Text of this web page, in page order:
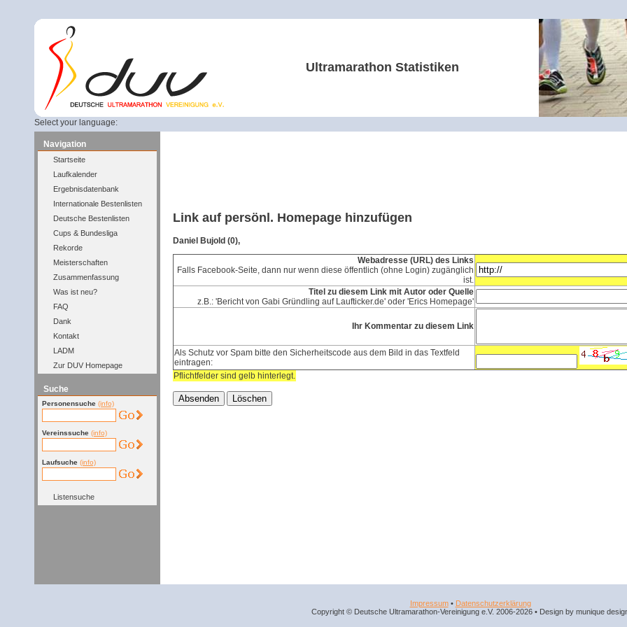
Ultramarathon Statistiken
Select your language:
Navigation
Startseite
Laufkalender
Ergebnisdatenbank
Internationale Bestenlisten
Deutsche Bestenlisten
Cups & Bundesliga
Rekorde
Meisterschaften
Zusammenfassung
Was ist neu?
FAQ
Dank
Kontakt
LADM
Zur DUV Homepage
Suche
Personensuche (info)
Vereinssuche (info)
Laufsuche (info)
Listensuche
Link auf persönl. Homepage hinzufügen
Daniel Bujold (0),
Webadresse (URL) des Links
Falls Facebook-Seite, dann nur wenn diese öffentlich (ohne Login) zugänglich
ist.
Titel zu diesem Link mit Autor oder Quelle
z.B.: 'Bericht von Gabi Gründling auf Laufticker.de' oder 'Erics Homepage'
Ihr Kommentar zu diesem Link
Als Schutz vor Spam bitte den Sicherheitscode aus dem Bild in das Textfeld
eintragen:
Pflichtfelder sind gelb hinterlegt.
Impressum• Datenschutzerklärung
Copyright © Deutsche Ultramarathon-Vereinigung e.V. 2006-2026 • Design by munique